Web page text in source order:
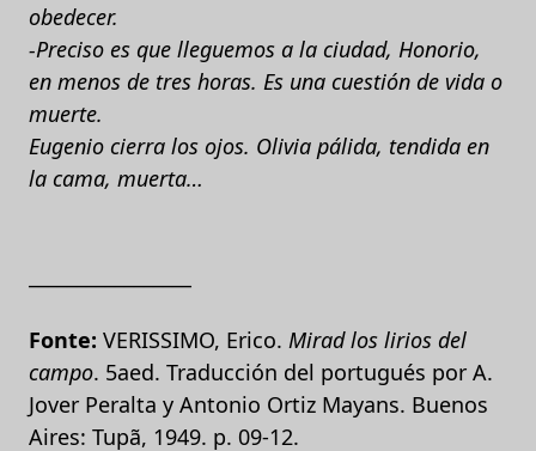
obedecer.
-Preciso es que lleguemos a la ciudad, Honorio,
en menos de tres horas. Es una cuestión de vida o
muerte.
Eugenio cierra los ojos. Olivia pálida, tendida en
la cama, muerta…
Fonte: VERISSIMO, Erico. Mirad los lirios del
campo. 5aed. Traducción del portugués por A.
Jover Peralta y Antonio Ortiz Mayans. Buenos
Aires: Tupã, 1949. p. 09-12.